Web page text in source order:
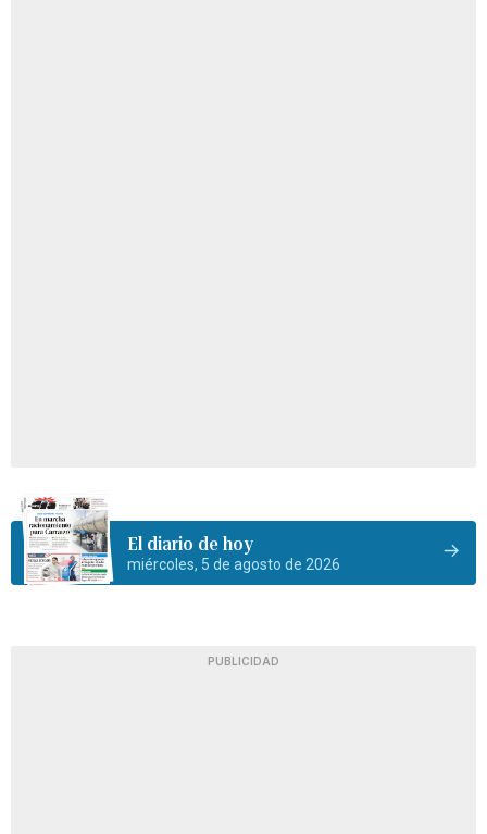
El diario de hoy
miércoles, 5 de agosto de 2026
PUBLICIDAD